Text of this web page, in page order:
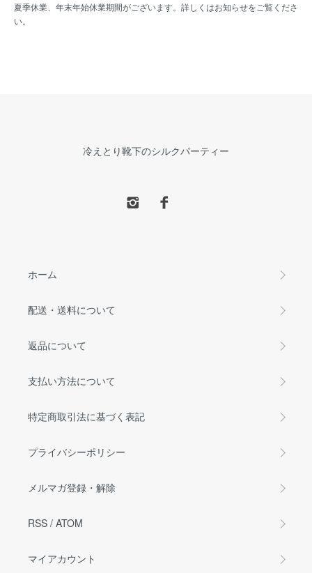
夏季休業、年末年始休業期間がございます。詳しくはお知らせをご覧くださ
い。
冷えとり靴下のシルクパーティー
ホーム
配送・送料について
返品について
支払い方法について
特定商取引法に基づく表記
プライバシーポリシー
メルマガ登録・解除
RSS / ATOM
マイアカウント